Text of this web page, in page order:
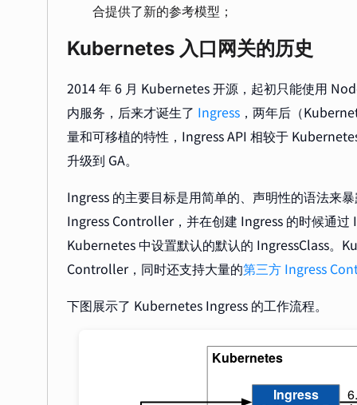
合提供了新的参考模型；
Kubernetes 入口网关的历史
2014 年 6 月 Kubernetes 开源，起初只能使用
内服务，后来才诞生了 Ingress ，两年后（
量和可移植的特性，Ingress API 相较于
升级到 GA。
Ingress 的主要目标是用简单的、声明性的语法来
Ingress Controller，并在创建 Ingress 的时候通过
Kubernetes 中设置默认的默认的 IngressClass。
Controller，同时还支持大量的第三方 Ingress
下图展示了 Kubernetes Ingress 的工作流程。